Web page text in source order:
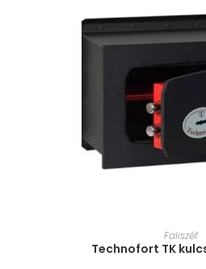
MÉRETFaliszéf
Technofort TK